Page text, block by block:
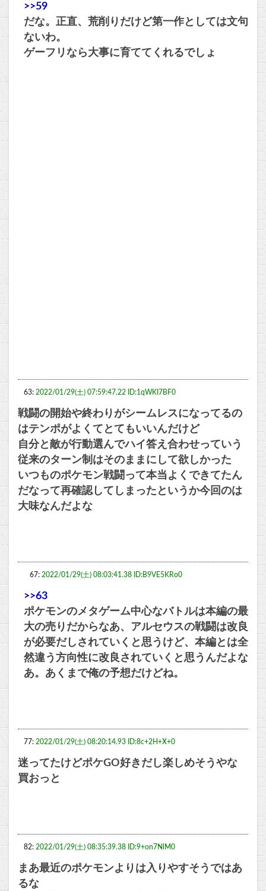
>>59
だな。正直、荒削りだけど第一作としては文句
ないわ。
ゲーフリなら大事に育ててくれるでしょ
63: 2022/01/29(土) 07:59:47.22 ID:1qWKI7BF0
戦闘の開始や終わりがシームレスになってるの
はテンポがよくてとてもいいんだけど
自分と敵が行動選んでハイ答え合わせっていう
従来のターン制はそのままにして欲しかった
いつものポケモン戦闘って本当よくできてたん
だなって再確認してしまったというか今回のは
大味なんだよな
67: 2022/01/29(土) 08:03:41.38 ID:B9VE5KRo0
>>63
ポケモンのメタゲーム中心なバトルは本編の最
大の売りだからなあ、アルセウスの戦闘は改良
が必要だしされていくと思うけど、本編とは全
然違う方向性に改良されていくと思うんだよな
あ。あくまで俺の予想だけどね。
77: 2022/01/29(土) 08:20:14.93 ID:8c+2H+X+0
迷ってたけどポケGO好きだし楽しめそうやな
買おっと
82: 2022/01/29(土) 08:35:39.38 ID:9+on7NlM0
まあ最近のポケモンよりは入りやすそうではあ
るな